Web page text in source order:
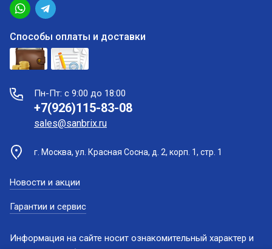
Способы оплаты и доставки
Пн-Пт: с 9:00 до 18:00
+7(926)115-83-08
sales@sanbrix.ru
г. Москва, ул. Красная Сосна, д. 2, корп. 1, стр. 1
Новости и акции
Гарантии и сервис
Информация на сайте носит ознакомительный характер и